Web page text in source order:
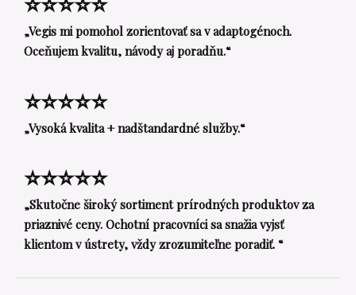
„Vegis mi pomohol zorientovať sa v adaptogénoch.
Oceňujem kvalitu, návody aj poradňu.“
⭐⭐⭐⭐⭐
„Vysoká kvalita + nadštandardné služby.“
⭐⭐⭐⭐⭐
„Skutočne široký sortiment prírodných produktov za
priaznivé ceny. Ochotní pracovníci sa snažia vyjsť
klientom v ústrety, vždy zrozumiteľne poradiť. “